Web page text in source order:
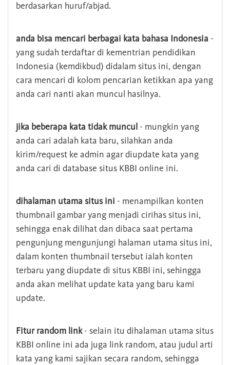
berdasarkan huruf/abjad.
anda bisa mencari berbagai kata bahasa Indonesia -
yang sudah terdaftar di kementrian pendidikan
Indonesia (kemdikbud) didalam situs ini, dengan
cara mencari di kolom pencarian ketikkan apa yang
anda cari nanti akan muncul hasilnya.
jika beberapa kata tidak muncul - mungkin yang
anda cari adalah kata baru, silahkan anda
kirim/request ke admin agar diupdate kata yang
anda cari di database situs KBBI online ini.
dihalaman utama situs ini - menampilkan konten
thumbnail gambar yang menjadi cirihas situs ini,
sehingga enak dilihat dan dibaca saat pertama
pengunjung mengunjungi halaman utama situs ini,
dalam konten thumbnail tersebut ialah konten
terbaru yang diupdate di situs KBBI ini, sehingga
anda akan melihat update kata yang baru kami
update.
Fitur random link- selain itu dihalaman utama situs
KBBI online ini ada juga link random, atau judul arti
kata yang kami sajikan secara random, sehingga